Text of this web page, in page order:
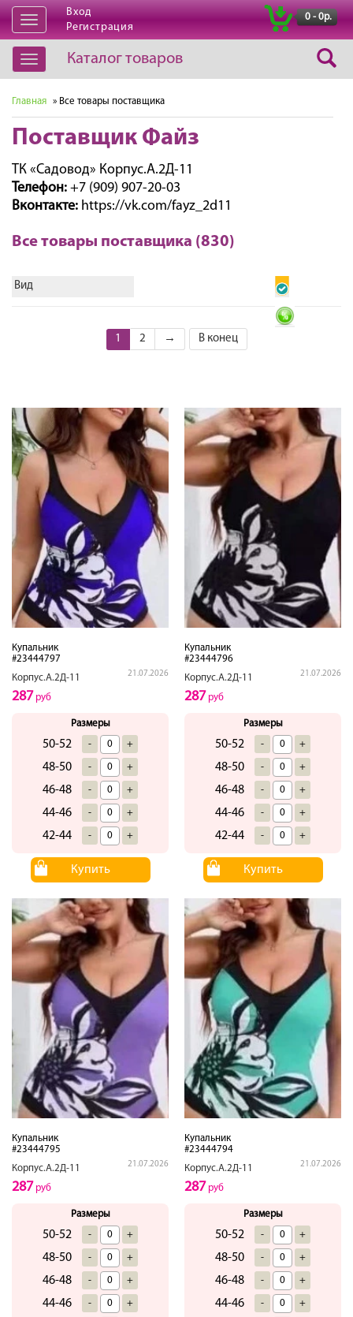
Открыть
навигацию
Вход
Регистрация
0 - 0р.
Открыть
навигацию
Каталог товаров
Главная » Все товары поставщика
Поставщик Файз
ТК «Садовод» Корпус.А.2Д-11
Телефон: +7 (909) 907-20-03
Вконтакте: https://vk.com/fayz_2d11
Все товары поставщика (830)
Вид
1 2 → В конец
Купальник
#23444797
Корпус.А.2Д-11
21.07.2026
287 руб
Размеры
50-52 - +
48-50 - +
46-48 - +
44-46 - +
42-44 - +
Купить
Купальник
#23444796
Корпус.А.2Д-11
21.07.2026
287 руб
Размеры
50-52 - +
48-50 - +
46-48 - +
44-46 - +
42-44 - +
Купить
Купальник
#23444795
Корпус.А.2Д-11
21.07.2026
287 руб
Размеры
50-52 - +
48-50 - +
46-48 - +
44-46 - +
Купальник
#23444794
Корпус.А.2Д-11
21.07.2026
287 руб
Размеры
50-52 - +
48-50 - +
46-48 - +
44-46 - +